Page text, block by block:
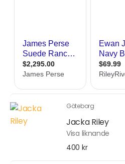
Göteborg
Jacka Riley
Visa liknande
400 kr